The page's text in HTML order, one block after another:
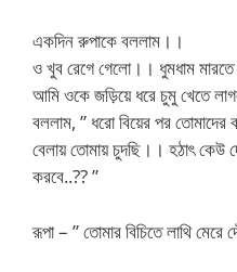
একদিন রুপাকে বললাম।।
ও খুব রেগে গেলো।। ধুমধাম
আমি ওকে জড়িয়ে ধরে চুমু খেতে
বললাম, ” ধরো বিয়ের পর
বেলায় তোমায় চুদছি।। হঠাৎ
করবে..?? ”
রূপা – ” তোমার বিচিতে লাথি